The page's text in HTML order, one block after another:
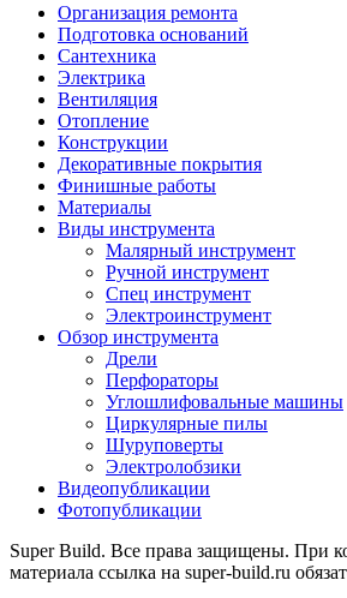
Организация ремонта
Подготовка оснований
Сантехника
Электрика
Вентиляция
Отопление
Конструкции
Декоративные покрытия
Финишные работы
Материалы
Виды инструмента
Малярный инструмент
Ручной инструмент
Спец инструмент
Электроинструмент
Обзор инструмента
Дрели
Перфораторы
Углошлифовальные машины
Циркулярные пилы
Шуруповерты
Электролобзики
Видеопубликации
Фотопубликации
Super Build. Все права защищены. При
материала ссылка на super-build.ru